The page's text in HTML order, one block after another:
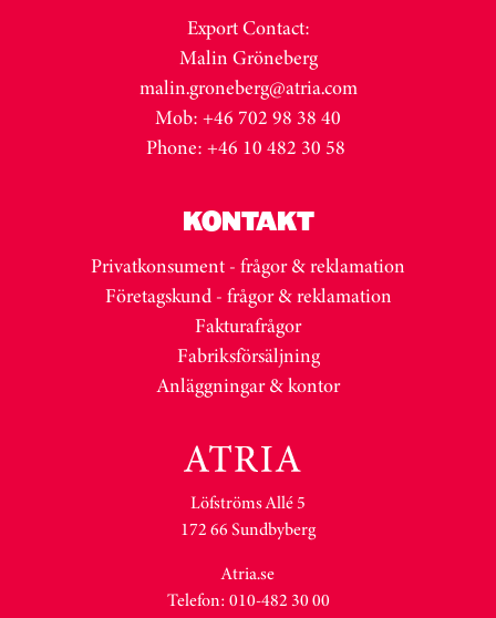
Export Contact:
Malin Gröneberg
malin.groneberg@atria.com
Mob: +46 702 98 38 40
Phone: +46 10 482 30 58
KONTAKT
Privatkonsument - frågor & reklamation
Företagskund - frågor & reklamation
Fakturafrågor
Fabriksförsäljning
Anläggningar & kontor
Löfströms Allé 5
172 66 Sundbyberg
Atria.se
Telefon: 010-482 30 00